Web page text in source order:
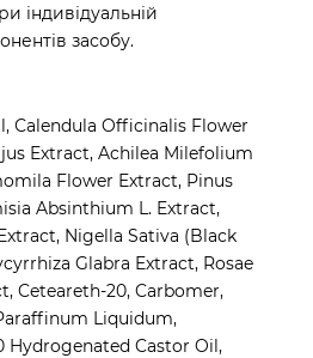
індивідуальній
засобу.
Сalendula Officinalis Flower
Extract, Achilea Milefolium
Flower Extract, Pinus
Absinthium L. Extract,
Nigella Sativa (Black
Glabra Extract, Rosae
Ceteareth-20, Carbomer,
Liquidum,
Hydrogenated Castor Oil,